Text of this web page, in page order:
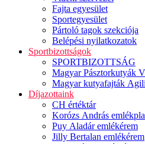
Fajta egyesület
Sportegyesület
Pártoló tagok szekciója
Belépési nyilatkozatok
Sportbizottságok
SPORTBIZOTTSÁG
Magyar Pásztorkutyák
Magyar kutyafajták
Díjazottaink
CH értéktár
Korózs András
Puy Aladár emlékérem
Jilly Bertalan emlékérem